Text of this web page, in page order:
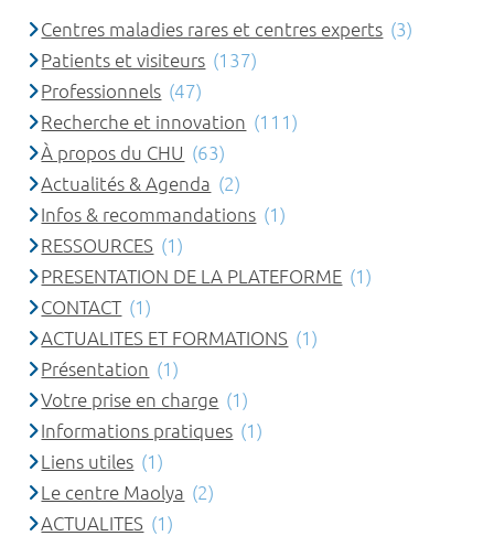
Centres maladies rares et centres experts (3)
Patients et visiteurs (137)
Professionnels (47)
Recherche et innovation (111)
À propos du CHU (63)
Actualités & Agenda (2)
Infos & recommandations (1)
RESSOURCES (1)
PRESENTATION DE LA PLATEFORME (1)
CONTACT (1)
ACTUALITES ET FORMATIONS (1)
Présentation (1)
Votre prise en charge (1)
Informations pratiques (1)
Liens utiles (1)
Le centre Maolya (2)
ACTUALITES (1)